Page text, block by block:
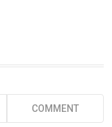
COMMENT